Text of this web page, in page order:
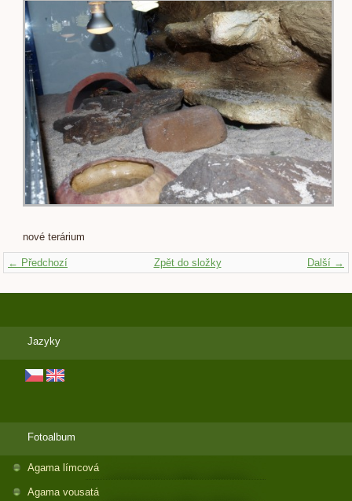
nové terárium
← Předchozí Další →
Zpět do složky
Jazyky
Fotoalbum
Agama límcová
Agama vousatá